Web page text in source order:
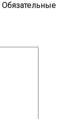
Обязательные